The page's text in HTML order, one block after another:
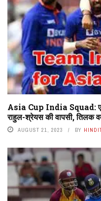
Asia Cup India Squad:
राहुल-श्रेयस की वापसी, तिलक
AUGUST 21, 2023 BY